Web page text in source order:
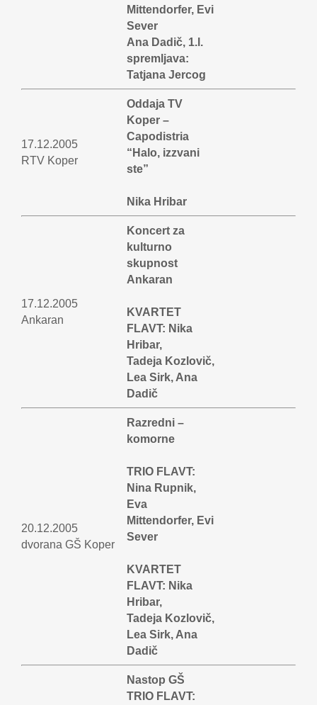
Mittendorfer, Evi
Sever
Ana Dadič, 1.l.
spremljava:
Tatjana Jercog
17.12.2005
RTV Koper
Oddaja TV
Koper –
Capodistria
“Halo, izzvani
ste”
Nika Hribar
17.12.2005
Ankaran
Koncert za
kulturno
skupnost
Ankaran
KVARTET
FLAVT: Nika
Hribar,
Tadeja Kozlovič,
Lea Sirk, Ana
Dadič
20.12.2005
dvorana GŠ Koper
Razredni –
komorne
TRIO FLAVT:
Nina Rupnik,
Eva
Mittendorfer, Evi
Sever
KVARTET
FLAVT: Nika
Hribar,
Tadeja Kozlovič,
Lea Sirk, Ana
Dadič
Nastop GŠ
TRIO FLAVT: